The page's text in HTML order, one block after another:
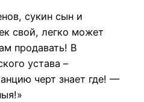
сукин сын и
свой, легко может
продавать! В
устава –
черт знает где! —